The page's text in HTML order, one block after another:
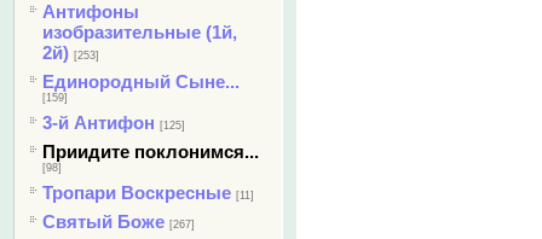
Антифоны
изобразительные (1й,
2й) [253]
Единородный Сыне...
[159]
3-й Антифон [125]
Приидите поклонимся...
[98]
Тропари Воскресные [11]
Святый Боже [267]